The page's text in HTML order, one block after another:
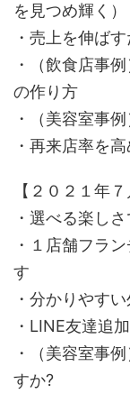
を見つめ輝く）
・売上を伸ば
・（飲食店事
の作り方
・（美容室事
・再来店率を
【２０２１年７
・選べる楽し
・１店舗フラ
す
・分かりやす
・LINE友達追
・（美容室事
すか?